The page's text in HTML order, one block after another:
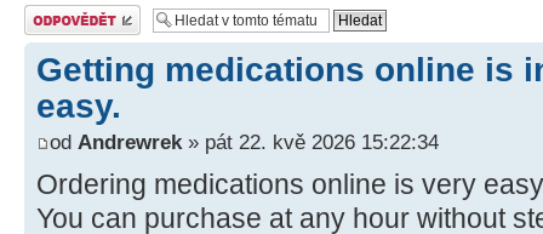
Odeslat odpověď
Getting medications online is
easy.
od Andrewrek » pát 22. kvě 2026 15:22:34
Ordering medications online is very
You can purchase at any hour without